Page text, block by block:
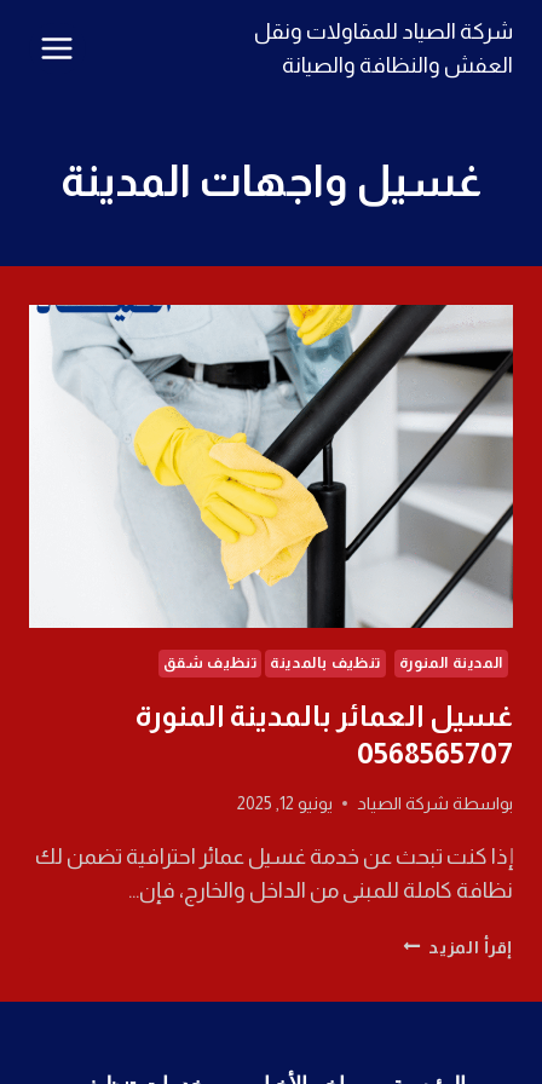
التجاوز
شركة الصياد للمقاولات ونقل
العفش والنظافة والصيانة
غسيل واجهات المدينة
المدينة المنورة تنظيف بالمدينة تنظيف شقق
غسيل العمائر بالمدينة المنورة
0568565707
بواسطة شركة الصياد يونيو 12, 2025
إذا كنت تبحث عن خدمة غسيل عمائر احترافية تضمن لك
نظافة كاملة للمبنى من الداخل والخارج، فإن…
إقرأ المزيد غسيل